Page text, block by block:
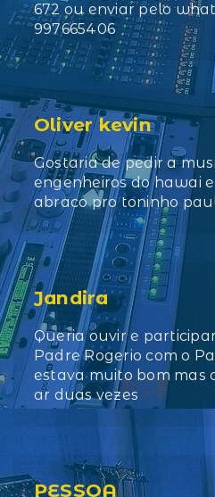
672 ou enviar pelo
997665406
Oliver kevin
Gostaria de pedir a
engenheiros do hawai
abraco pro toninho
Jandira
Queria ouvir e
Padre Rogerio com o
estava muito bom mas
ar duas vezes
PESSOA